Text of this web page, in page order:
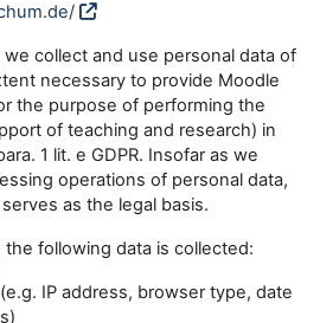
collect and use personal data of
necessary to provide Moodle
the purpose of performing the
of teaching and research) in
1 lit. e GDPR. Insofar as we
operations of personal data,
serves as the legal basis.
the following data is collected:
(e.g. IP address, browser type, date